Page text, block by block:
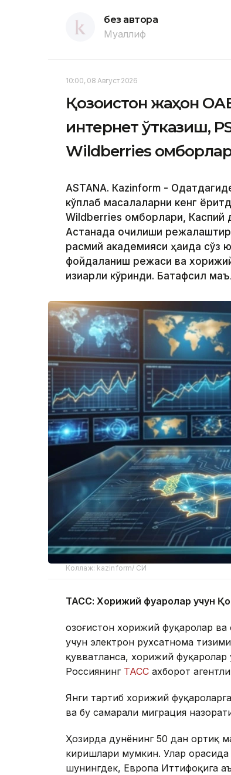
без автора
Муаллиф
10:00, 08 Август 2026
Қозоғистон жаҳон
интернет ўтказиш,
Wildberries
ASTANА. Кazinform -
кўплаб масалаларни кенг
Wildberries омборлари, Каспий
Астанада очилиши
расмий академияси ҳақида сўз
фойдаланиш режаси ва
қизиқарли кўринди. Батафсил
Коллаж: kazinform/ СИ
ТАСС: Хорижий фуқаролар учун
Қозоғистон хорижий фуқаролар
учун электрон рухсатнома
қувватланса, хорижий фуқаролар
Россиянинг ТАСС ахборот
Янги тартиб хорижий
ва бу самарали миграция
Ҳозирда дунёнинг 50 дан ортиқ
киришлари мумкин. Улар
шунингдек, Европа Иттифоқига